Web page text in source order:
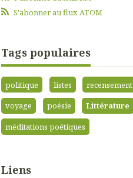
S'abonner au flux ATOM
Tags populaires
politique listes recensement
voyage
poésie Littérature
méditations poétiques
Liens